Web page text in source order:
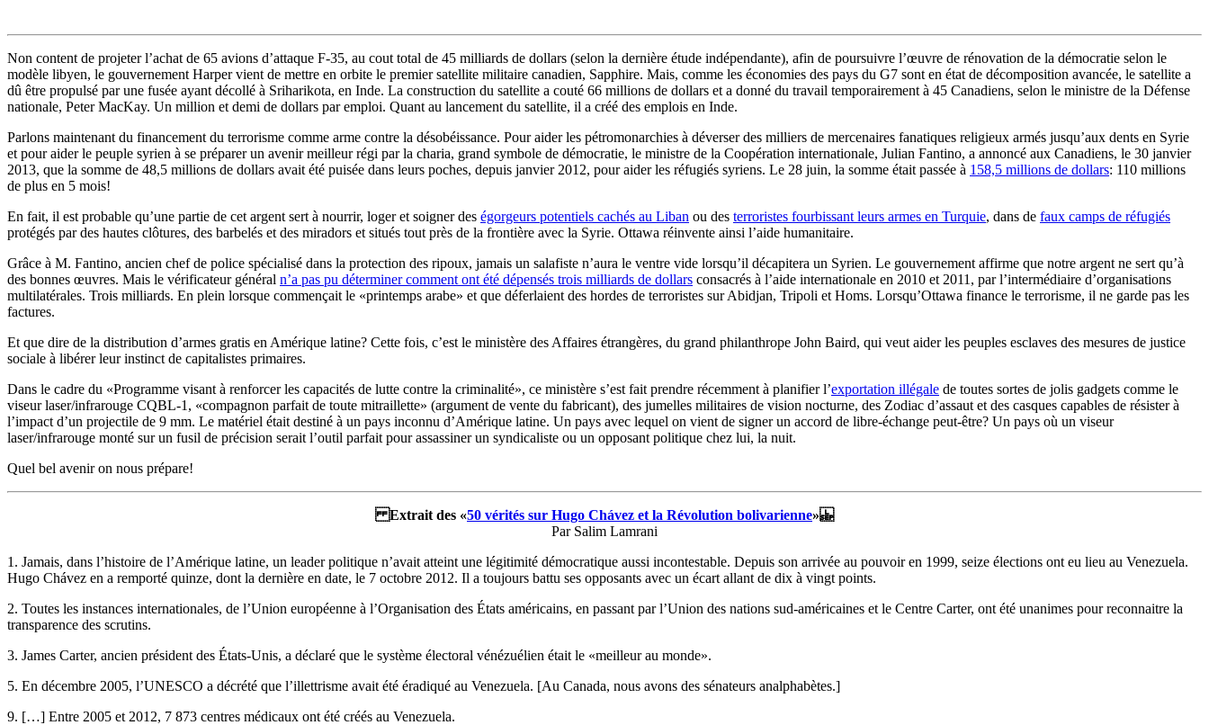
Non content de projeter l’achat de 65 avions d’attaque F-35, au cout total de 45 milliards de dollars (selon la dernière étude indépendante), afin de poursuivre l’œuvre de rénovation de la démocratie selon le
modèle libyen, le gouvernement Harper vient de mettre en orbite le premier satellite militaire canadien, Sapphire. Mais, comme les économies des pays du G7 sont en état de décomposition avancée, le satellite a
dû être propulsé par une fusée ayant décollé à Sriharikota, en Inde. La construction du satellite a couté 66 millions de dollars et a donné du travail temporairement à 45 Canadiens, selon le ministre de la Défense
nationale, Peter MacKay. Un million et demi de dollars par emploi. Quant au lancement du satellite, il a créé des emplois en Inde.
Parlons maintenant du financement du terrorisme comme arme contre la désobéissance. Pour aider les pétromonarchies à déverser des milliers de mercenaires fanatiques religieux armés jusqu’aux dents en Syrie
et pour aider le peuple syrien à se préparer un avenir meilleur régi par la charia, grand symbole de démocratie, le ministre de la Coopération internationale, Julian Fantino, a annoncé aux Canadiens, le 30 janvier
2013, que la somme de 48,5 millions de dollars avait été puisée dans leurs poches, depuis janvier 2012, pour aider les réfugiés syriens. Le 28 juin, la somme était passée à 158,5 millions de dollars: 110 millions
de plus en 5 mois!
En fait, il est probable qu’une partie de cet argent sert à nourrir, loger et soigner des égorgeurs potentiels cachés au Liban ou des terroristes fourbissant leurs armes en Turquie, dans de faux camps de réfugiés
protégés par des hautes clôtures, des barbelés et des miradors et situés tout près de la frontière avec la Syrie. Ottawa réinvente ainsi l’aide humanitaire.
Grâce à M. Fantino, ancien chef de police spécialisé dans la protection des ripoux, jamais un salafiste n’aura le ventre vide lorsqu’il décapitera un Syrien. Le gouvernement affirme que notre argent ne sert qu’à
des bonnes œuvres. Mais le vérificateur général n’a pas pu déterminer comment ont été dépensés trois milliards de dollars consacrés à l’aide internationale en 2010 et 2011, par l’intermédiaire d’organisations
multilatérales. Trois milliards. En plein lorsque commençait le «printemps arabe» et que déferlaient des hordes de terroristes sur Abidjan, Tripoli et Homs. Lorsqu’Ottawa finance le terrorisme, il ne garde pas les
factures.
Et que dire de la distribution d’armes gratis en Amérique latine? Cette fois, c’est le ministère des Affaires étrangères, du grand philanthrope John Baird, qui veut aider les peuples esclaves des mesures de justice
sociale à libérer leur instinct de capitalistes primaires.
Dans le cadre du «Programme visant à renforcer les capacités de lutte contre la criminalité», ce ministère s’est fait prendre récemment à planifier l’exportation illégale de toutes sortes de jolis gadgets comme le
viseur laser/infrarouge CQBL-1, «compagnon parfait de toute mitraillette» (argument de vente du fabricant), des jumelles militaires de vision nocturne, des Zodiac d’assaut et des casques capables de résister à
l’impact d’un projectile de 9 mm. Le matériel était destiné à un pays inconnu d’Amérique latine. Un pays avec lequel on vient de signer un accord de libre-échange peut-être? Un pays où un viseur
laser/infrarouge monté sur un fusil de précision serait l’outil parfait pour assassiner un syndicaliste ou un opposant politique chez lui, la nuit.
Quel bel avenir on nous prépare!
Extrait des «50 vérités sur Hugo Chávez et la Révolution bolivarienne»
Par Salim Lamrani
1. Jamais, dans l’histoire de l’Amérique latine, un leader politique n’avait atteint une légitimité démocratique aussi incontestable. Depuis son arrivée au pouvoir en 1999, seize élections ont eu lieu au Venezuela.
Hugo Chávez en a remporté quinze, dont la dernière en date, le 7 octobre 2012. Il a toujours battu ses opposants avec un écart allant de dix à vingt points.
2. Toutes les instances internationales, de l’Union européenne à l’Organisation des États américains, en passant par l’Union des nations sud-américaines et le Centre Carter, ont été unanimes pour reconnaitre la
transparence des scrutins.
3. James Carter, ancien président des États-Unis, a déclaré que le système électoral vénézuélien était le «meilleur au monde».
5. En décembre 2005, l’UNESCO a décrété que l’illettrisme avait été éradiqué au Venezuela. [Au Canada, nous avons des sénateurs analphabètes.]
9. […] Entre 2005 et 2012, 7 873 centres médicaux ont été créés au Venezuela.